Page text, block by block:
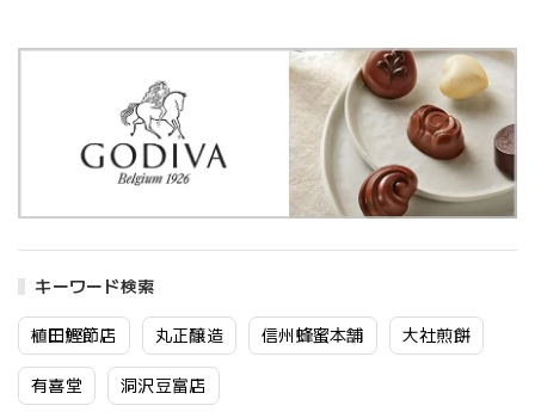
キーワード検索
植田鰹節店 丸正醸造 信州蜂蜜本舗 大社煎餅
有喜堂 洞沢豆富店